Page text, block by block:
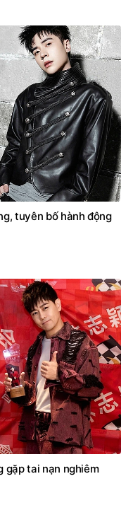
tuyên bố hành động
gặp tai nạn nghiêm